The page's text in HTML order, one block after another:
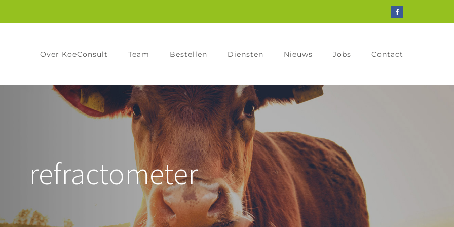
Facebook
Over KoeConsult Team Bestellen Diensten Nieuws Jobs Contact
refractometer